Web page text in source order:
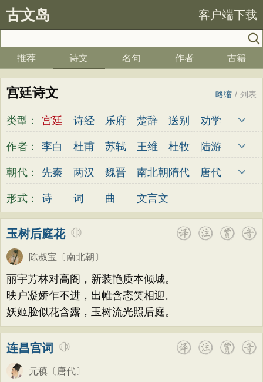
古文岛 客户端下载
推荐 诗文 名句 作者 古籍
宫廷诗文 列表
/
略缩
类型： 宫廷 诗经 乐府 楚辞 送别
劝学
边塞
儿童 春天 夏天 秋天
冬天
咏史
散文 闺怨 抒情
读书
秋思 梅花
叙事
饮酒
落花 桃花 写雨
劝学
论诗 游仙 节日
元宵节
寒食节 清明节
端午节
七夕节
托物言志
作者： 李白 杜甫 苏轼 王维 杜牧
陆游
李煜
元稹 韩愈 岑参 齐己
贾岛
皎然
许浑 罗隐 贯休 韦庄
屈原
王勃
张祜 岳飞
姚合
卢纶
秦观
方干
李峤 赵嘏 贺铸
张说
张炎 白居易 辛弃疾
刘禹锡
李商隐 陶渊明
韦应物
朝代： 先秦 两汉 魏晋 南北朝 隋代
唐代
五代
宋代 金朝 元代
形式： 诗 词 曲 文言文
玉树后庭花
陈叔宝 〔南北朝〕
丽宇芳林对高阁，新装艳质本倾城。
映户凝娇乍不进，出帷含态笑相迎。
妖姬脸似花含露，玉树流光照后庭。
连昌宫词
元稹 〔唐代〕